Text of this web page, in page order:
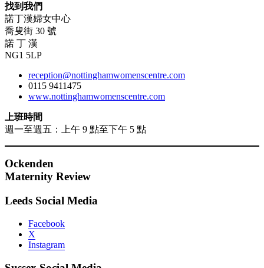
找到我們
諾丁漢婦女中心
喬叟街 30 號
諾 丁 漢
NG1 5LP
reception@nottinghamwomenscentre.com
0115 9411475
www.nottinghamwomenscentre.com
上班時間
週一至週五：上午 9 點至下午 5 點
Ockenden
Maternity Review
Leeds Social Media
Facebook
X
Instagram